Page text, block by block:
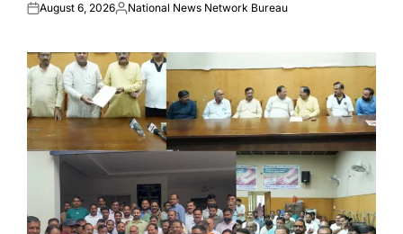
Posted
August 6, 2026Posted
National News Network Bureau